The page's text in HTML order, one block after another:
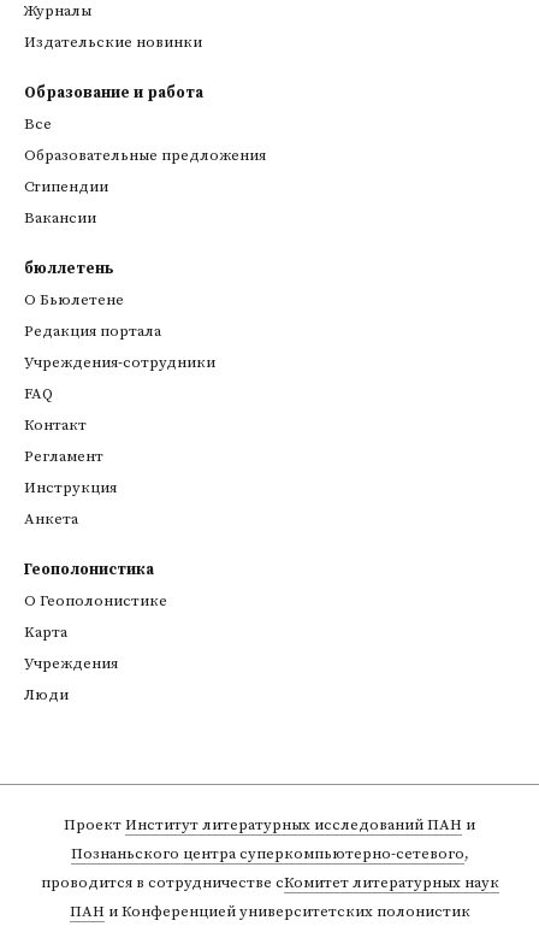
Журналы
Издательские новинки
Образование и работа
Все
Образовательные предложения
Стипендии
Вакансии
бюллетень
О Бьюлетене
Редакция портала
Учреждения-сотрудники
FAQ
Контакт
Регламент
Инструкция
Анкета
Геополонистика
О Геополонистике
Kарта
Учреждения
Люди
ПроектИнститут литературных исследований ПАН и
Познаньского центра суперкомпьютерно-сетевого,
проводится в сотрудничестве сКомитет литературных наук
ПАНи Конференцией университетских полонистик